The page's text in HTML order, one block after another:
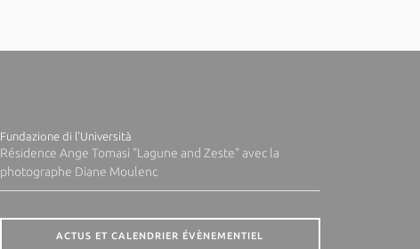
Fundazione di l'Università
Résidence Ange Tomasi "Lagune and Zeste" avec la
photographe Diane Moulenc
ACTUS ET CALENDRIER ÉVÈNEMENTIEL